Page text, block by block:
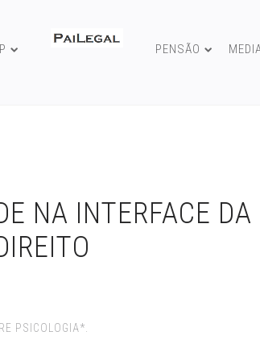
PENSÃO
NA INTERFACE DA
PSICOLOGIA*.